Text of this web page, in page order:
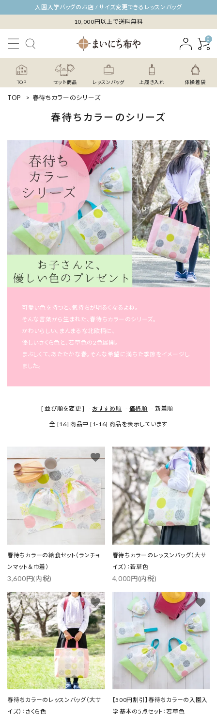
入園入学バッグのお店 / サイズ変更できるレッスンバッグ
10,000円以上で送料無料
0
TOP セット商品 レッスンバッグ 上履き入れ 体操着袋
TOP > 春待ちカラーのシリーズ
春待ちカラーのシリーズ
可愛い色を持つと、気持ちが明るくなるよね。
そんな言葉から生まれた、春待ちカラーのシリーズ。
かわいらしい、まんまるな北欧柄に、
優しいさくら色と、若草色の2色展開。
まぶしくて、あたたかな春。そんな希望に満ちた季節をイメージし
ました。
[ 並び順を変更 ] - おすすめ順 - 価格順 - 新着順
全 [16] 商品中 [1-16] 商品を表示しています
春待ちカラーの給食セット（ランチョ
ンマット＆巾着）
3,600円(内税)
favorite
春待ちカラーのレッスンバッグ（大サ
イズ）：若草色
4,000円(内税)
favorite
春待ちカラーのレッスンバッグ（大サ
イズ）：さくら色
favorite
【500円割引】春待ちカラーの入園入
学 基本の5点セット：若草色
favorite